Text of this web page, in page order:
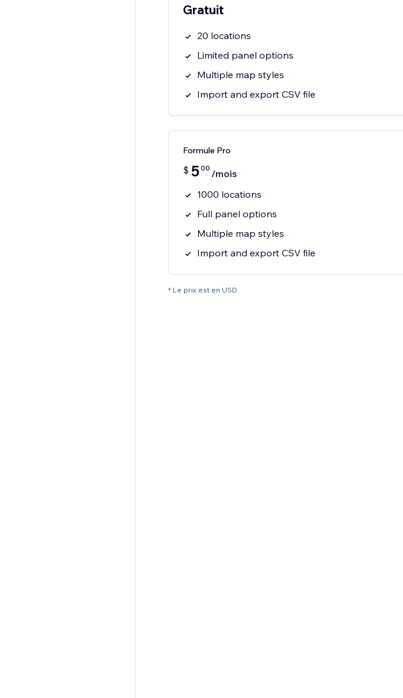
Gratuit
20 locations
Limited panel options
Multiple map styles
Import and export CSV file
Formule Pro
$ 500 /mois
1000 locations
Full panel options
Multiple map styles
Import and export CSV file
* Le prix est en USD.